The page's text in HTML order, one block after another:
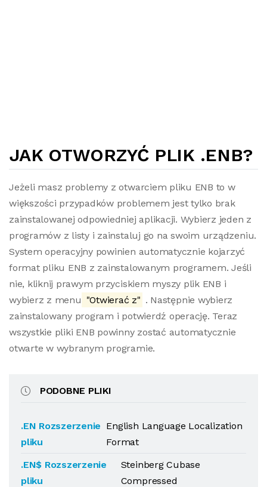
JAK OTWORZYĆ PLIK .ENB?
Jeżeli masz problemy z otwarciem pliku ENB to w
większości przypadków problemem jest tylko brak
zainstalowanej odpowiedniej aplikacji. Wybierz jeden z
programów z listy i zainstaluj go na swoim urządzeniu.
System operacyjny powinien automatycznie kojarzyć
format pliku ENB z zainstalowanym programem. Jeśli
nie, kliknij prawym przyciskiem myszy plik ENB i
wybierz z menu "Otwierać z" . Następnie wybierz
zainstalowany program i potwierdź operację. Teraz
wszystkie pliki ENB powinny zostać automatycznie
otwarte w wybranym programie.
PODOBNE PLIKI
.EN Rozszerzenie
pliku
English Language Localization
Format
.EN$ Rozszerzenie
pliku
Steinberg Cubase
Compressed